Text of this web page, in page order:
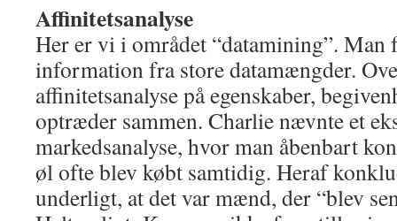
Affinitetsanalyse
Her er vi i området “datamining”. Man
information fra store datamængder.
affinitetsanalyse på egenskaber,
optræder sammen. Charlie nævnte et
markedsanalyse, hvor man åbenbart
øl ofte blev købt samtidig. Heraf
underligt, at det var mænd, der “blev